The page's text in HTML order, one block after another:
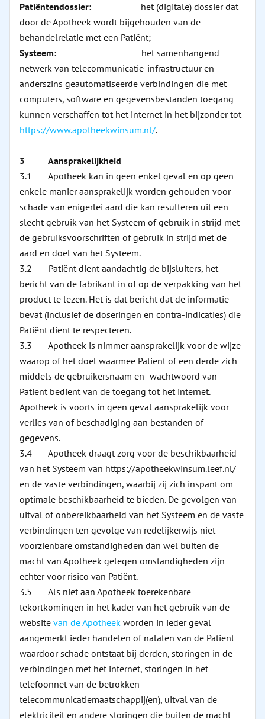
Patiëntendossier: het (digitale) dossier dat
door de Apotheek wordt bijgehouden van de
behandelrelatie met een Patiënt;
Systeem: het samenhangend
netwerk van telecommunicatie-infrastructuur en
anderszins geautomatiseerde verbindingen die met
computers, software en gegevensbestanden toegang
kunnen verschaffen tot het internet in het bijzonder tot
https://www.apotheekwinsum.nl/.
3 Aansprakelijkheid
3.1 Apotheek kan in geen enkel geval en op geen
enkele manier aansprakelijk worden gehouden voor
schade van enigerlei aard die kan resulteren uit een
slecht gebruik van het Systeem of gebruik in strijd met
de gebruiksvoorschriften of gebruik in strijd met de
aard en doel van het Systeem.
3.2 Patiënt dient aandachtig de bijsluiters, het
bericht van de fabrikant in of op de verpakking van het
product te lezen. Het is dat bericht dat de informatie
bevat (inclusief de doseringen en contra-indicaties) die
Patiënt dient te respecteren.
3.3 Apotheek is nimmer aansprakelijk voor de wijze
waarop of het doel waarmee Patiënt of een derde zich
middels de gebruikersnaam en -wachtwoord van
Patiënt bedient van de toegang tot het internet.
Apotheek is voorts in geen geval aansprakelijk voor
verlies van of beschadiging aan bestanden of
gegevens.
3.4 Apotheek draagt zorg voor de beschikbaarheid
van het Systeem van https://apotheekwinsum.leef.nl/
en de vaste verbindingen, waarbij zij zich inspant om
optimale beschikbaarheid te bieden. De gevolgen van
uitval of onbereikbaarheid van het Systeem en de vaste
verbindingen ten gevolge van redelijkerwijs niet
voorzienbare omstandigheden dan wel buiten de
macht van Apotheek gelegen omstandigheden zijn
echter voor risico van Patiënt.
3.5 Als niet aan Apotheek toerekenbare
tekortkomingen in het kader van het gebruik van de
website van de Apotheek worden in ieder geval
aangemerkt ieder handelen of nalaten van de Patiënt
waardoor schade ontstaat bij derden, storingen in de
verbindingen met het internet, storingen in het
telefoonnet van de betrokken
telecommunicatiemaatschappij(en), uitval van de
elektriciteit en andere storingen die buiten de macht